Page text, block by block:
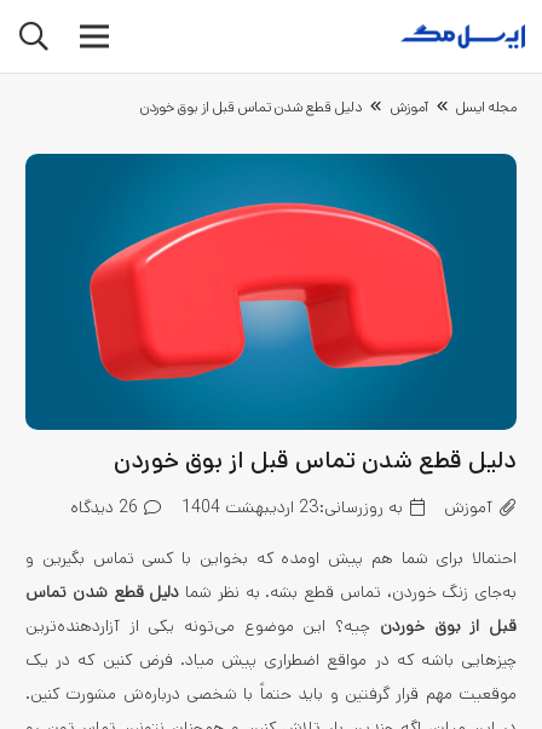
مجله ایسل آموزش دلیل قطع شدن تماس قبل از بوق خوردن
دلیل قطع شدن تماس قبل از بوق خوردن
آموزش به روزرسانی:23 اردیبهشت 1404 26 دیدگاه
احتمالا برای شما هم پیش اومده که بخواین با کسی تماس بگیرین و
به‌جای زنگ خوردن، تماس قطع بشه. به نظر شما دلیل قطع شدن تماس
قبل از بوق خوردن چیه؟ این موضوع می‌تونه یکی از آزاردهنده‌ترین
چیزهایی باشه که در مواقع اضطراری پیش میاد. فرض کنین که در یک
موقعیت مهم قرار گرفتین و باید حتماً با شخصی درباره‌ش مشورت کنین.